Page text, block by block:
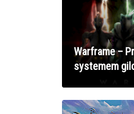
Warframe –
systemem